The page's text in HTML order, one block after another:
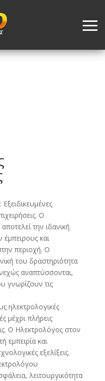
Ο
την ιδανική
και
περιοχή. Ο
του δραστηριότητα
αναπτύσσονται,
γνωρίζουν τις
ηλεκτρολογικές
μέχρι πλήρεις
Ο Ηλεκτρολόγος στον
εμπειρία και
εξελίξεις.
λειτουργικότητα